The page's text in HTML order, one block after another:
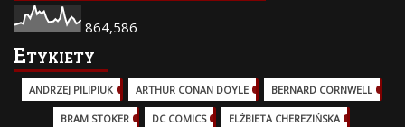
864,586
Etykiety
ANDRZEJ PILIPIUK (29)ARTHUR CONAN DOYLE BERNARD CORNWELL
BRAM STOKER DC COMICS (17)ELŻBIETA CHEREZIŃSKA